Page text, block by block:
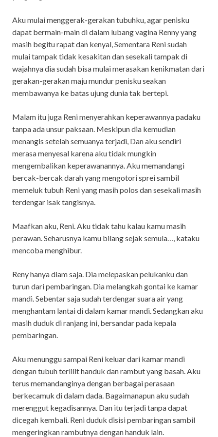
Aku mulai menggerak-gerakan tubuhku, agar penisku
dapat bermain-main di dalam lubang vagina Renny yang
masih begitu rapat dan kenyal, Sementara Reni sudah
mulai tampak tidak kesakitan dan sesekali tampak di
wajahnya dia sudah bisa mulai merasakan kenikmatan dari
gerakan-gerakan maju mundur penisku seakan
membawanya ke batas ujung dunia tak bertepi.
Malam itu juga Reni menyerahkan keperawannya padaku
tanpa ada unsur paksaan. Meskipun dia kemudian
menangis setelah semuanya terjadi, Dan aku sendiri
merasa menyesal karena aku tidak mungkin
mengembalikan keperawanannya. Aku memandangi
bercak-bercak darah yang mengotori sprei sambil
memeluk tubuh Reni yang masih polos dan sesekali masih
terdengar isak tangisnya.
Maafkan aku, Reni. Aku tidak tahu kalau kamu masih
perawan. Seharusnya kamu bilang sejak semula…, kataku
mencoba menghibur.
Reny hanya diam saja. Dia melepaskan pelukanku dan
turun dari pembaringan. Dia melangkah gontai ke kamar
mandi. Sebentar saja sudah terdengar suara air yang
menghantam lantai di dalam kamar mandi. Sedangkan aku
masih duduk di ranjang ini, bersandar pada kepala
pembaringan.
Aku menunggu sampai Reni keluar dari kamar mandi
dengan tubuh terlilit handuk dan rambut yang basah. Aku
terus memandanginya dengan berbagai perasaan
berkecamuk di dalam dada. Bagaimanapun aku sudah
merenggut kegadisannya. Dan itu terjadi tanpa dapat
dicegah kembali. Reni duduk disisi pembaringan sambil
mengeringkan rambutnya dengan handuk lain.